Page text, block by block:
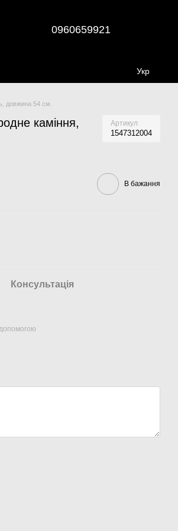
0960659921
Укр
довжина 54 см.
каміння,
Артикул
1547312004
В бажання
Консультація